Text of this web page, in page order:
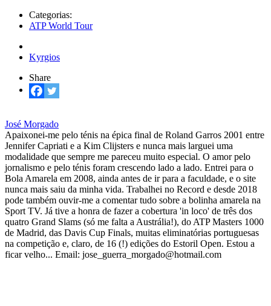
Categorias:
ATP World Tour
Kyrgios
Share
José Morgado
Apaixonei-me pelo ténis na épica final de Roland Garros 2001 entre
Jennifer Capriati e a Kim Clijsters e nunca mais larguei uma
modalidade que sempre me pareceu muito especial. O amor pelo
jornalismo e pelo ténis foram crescendo lado a lado. Entrei para o
Bola Amarela em 2008, ainda antes de ir para a faculdade, e o site
nunca mais saiu da minha vida. Trabalhei no Record e desde 2018
pode também ouvir-me a comentar tudo sobre a bolinha amarela na
Sport TV. Já tive a honra de fazer a cobertura 'in loco' de três dos
quatro Grand Slams (só me falta a Austrália!), do ATP Masters 1000
de Madrid, das Davis Cup Finals, muitas eliminatórias portuguesas
na competição e, claro, de 16 (!) edições do Estoril Open. Estou a
ficar velho... Email: jose_guerra_morgado@hotmail.com